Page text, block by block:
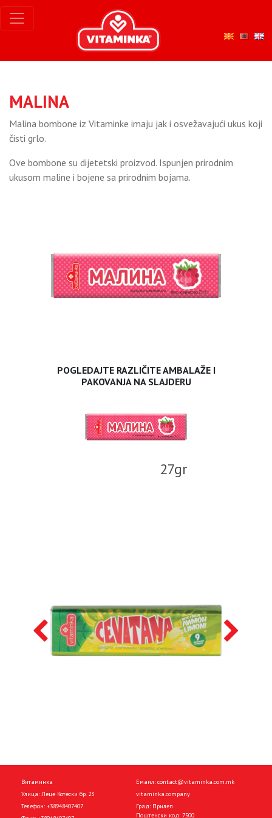
MALINA
Malina bombone iz Vitaminke imaju jak i osvežavajući ukus koji
čisti grlo.
Ove bombone su dijetetski proizvod. Ispunjen prirodnim
ukusom maline i bojene sa prirodnim bojama.
POGLEDAJTE RAZLIČITE AMBALAŽE I
PAKOVANJA NA SLAJDERU
27gr
Витаминка
Улица: Леце Котески бр. 23
Телефон: +38948407407
Емаил: contact@vitaminka.com.mk
vitaminka.company
Град: Прилеп
Поштенски код: 7500